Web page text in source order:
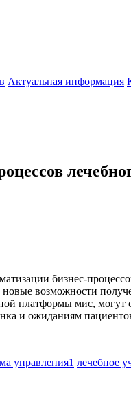
Актуальная информация
бизнес-
возможности
платформы мис,
и ожиданиям
управления1 лечебное